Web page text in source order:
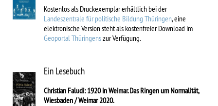
Kostenlos als Druckexemplar erhältlich bei der
Landeszentrale für politische Bildung Thüringen, eine
elektronische Version steht als kostenfreier Download im
Geoportal Thüringenszur Verfügung.
Ein Lesebuch
Christian Faludi: 1920 in Weimar. Das Ringen um Normalität,
Wiesbaden / Weimar 2020.